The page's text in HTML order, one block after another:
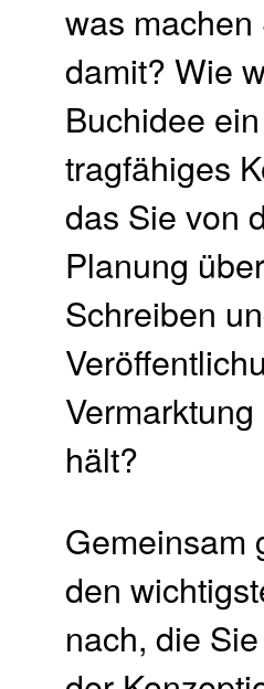
was
damit? Wie
Buchidee ein
tragfähiges
das Sie von
Planung
Schreiben
hält?
Gemeinsam
den
nach, die